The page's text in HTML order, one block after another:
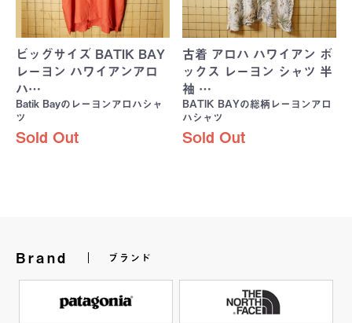
ビッグサイズ BATIK BAY
レーヨン ハワイアンアロ
ハ…
Batik Bayのレーヨンアロハシャ
ツ
Sold Out
古着 アロハ ハワイアン ボ
ックス レーヨン シャツ 半
袖 …
BATIK BAYの総柄レーヨンアロ
ハシャツ
Sold Out
Brand ブランド